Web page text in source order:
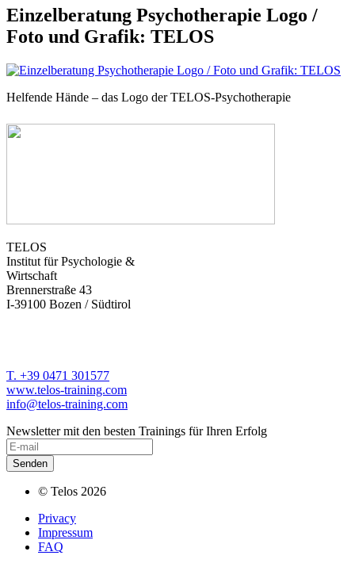
Einzelberatung Psychotherapie Logo /
Foto und Grafik: TELOS
Helfende Hände – das Logo der TELOS-Psychotherapie
TELOS
Institut für Psychologie &
Wirtschaft
Brennerstraße 43
I-39100 Bozen / Südtirol
T. +39 0471 301577
www.telos-training.com
info@telos-training.com
Newsletter mit den besten Trainings für Ihren Erfolg
© Telos 2026
Privacy
Impressum
FAQ